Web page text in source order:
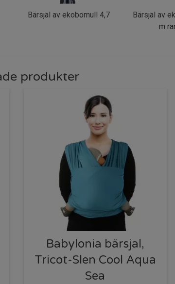
Bärsjal av ekobomull 4,7
Bärsjal av
m
produkter
Babylonia bärsjal,
Tricot-Slen Cool Aqua
Sea